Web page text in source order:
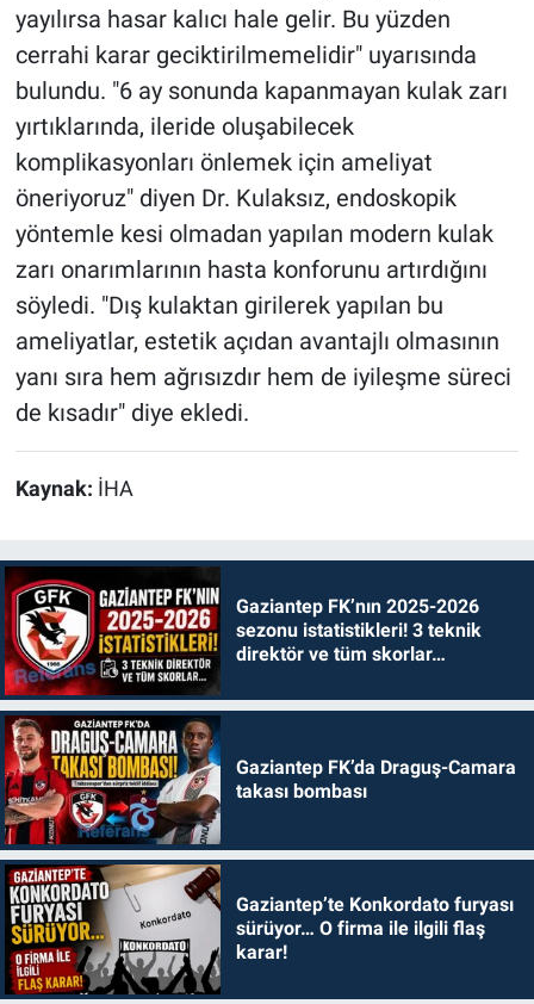
yayılırsa hasar kalıcı hale gelir. Bu yüzden
cerrahi karar geciktirilmemelidir" uyarısında
bulundu. "6 ay sonunda kapanmayan kulak zarı
yırtıklarında, ileride oluşabilecek
komplikasyonları önlemek için ameliyat
öneriyoruz" diyen Dr. Kulaksız, endoskopik
yöntemle kesi olmadan yapılan modern kulak
zarı onarımlarının hasta konforunu artırdığını
söyledi. "Dış kulaktan girilerek yapılan bu
ameliyatlar, estetik açıdan avantajlı olmasının
yanı sıra hem ağrısızdır hem de iyileşme süreci
de kısadır" diye ekledi.
Kaynak: İHA
Gaziantep FK’nın 2025-2026
sezonu istatistikleri! 3 teknik
direktör ve tüm skorlar…
Gaziantep FK’da Draguş-Camara
takası bombası
Gaziantep’te Konkordato furyası
sürüyor… O firma ile ilgili flaş
karar!